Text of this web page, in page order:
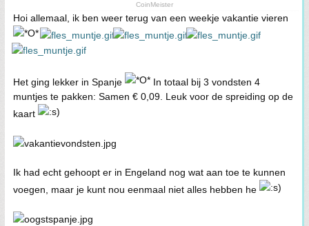
CoinMeister
Hoi allemaal, ik ben weer terug van een weekje vakantie vieren
Het ging lekker in Spanje
In totaal bij 3 vondsten 4
muntjes te pakken: Samen € 0,09. Leuk voor de spreiding op de
kaart
Ik had echt gehoopt er in Engeland nog wat aan toe te kunnen
voegen, maar je kunt nou eenmaal niet alles hebben he